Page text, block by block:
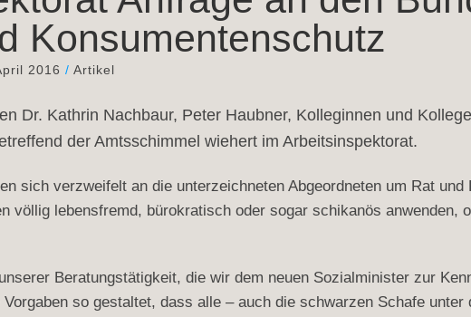
Konsumentenschutz
2016 / Artikel
Dr. Kathrin Nachbaur, Peter Haubner, Kolleginnen und
der Amtsschimmel wiehert im Arbeitsinspektorat.
sich verzweifelt an die unterzeichneten Abgeordneten um Rat
völlig lebensfremd, bürokratisch oder sogar schikanös anwenden,
Beratungstätigkeit, die wir dem neuen Sozialminister zur
so gestaltet, dass alle – auch die schwarzen Schafe